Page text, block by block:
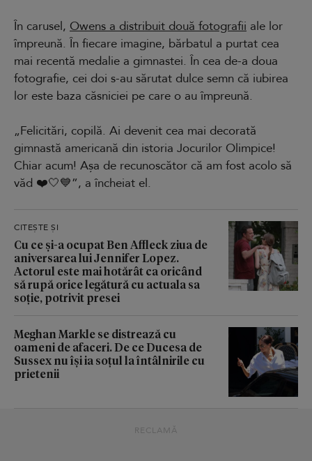
În carusel, Owens a distribuit două fotografii ale lor
împreună. În fiecare imagine, bărbatul a purtat cea
mai recentă medalie a gimnastei. În cea de-a doua
fotografie, cei doi s-au sărutat dulce semn că iubirea
lor este baza căsniciei pe care o au împreună.
„Felicitări, copilă. Ai devenit cea mai decorată
gimnastă americană din istoria Jocurilor Olimpice!
Chiar acum! Așa de recunoscător că am fost acolo să
văd ❤️🤍💙”, a încheiat el.
CITEȘTE ȘI
Cu ce și-a ocupat Ben Affleck ziua de
aniversarea lui Jennifer Lopez.
Actorul este mai hotărât ca oricând
să rupă orice legătură cu actuala sa
soție, potrivit presei
Meghan Markle se distrează cu
oameni de afaceri. De ce Ducesa de
Sussex nu își ia soțul la întâlnirile cu
prietenii
RECLAMĂ